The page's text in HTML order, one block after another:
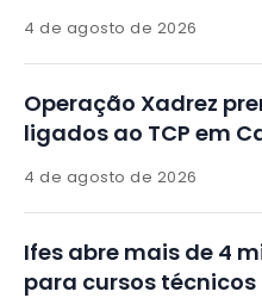
4 de agosto de 2026
Operação Xadrez
ligados ao TCP em
4 de agosto de 2026
Ifes abre mais de 4
para cursos técnicos